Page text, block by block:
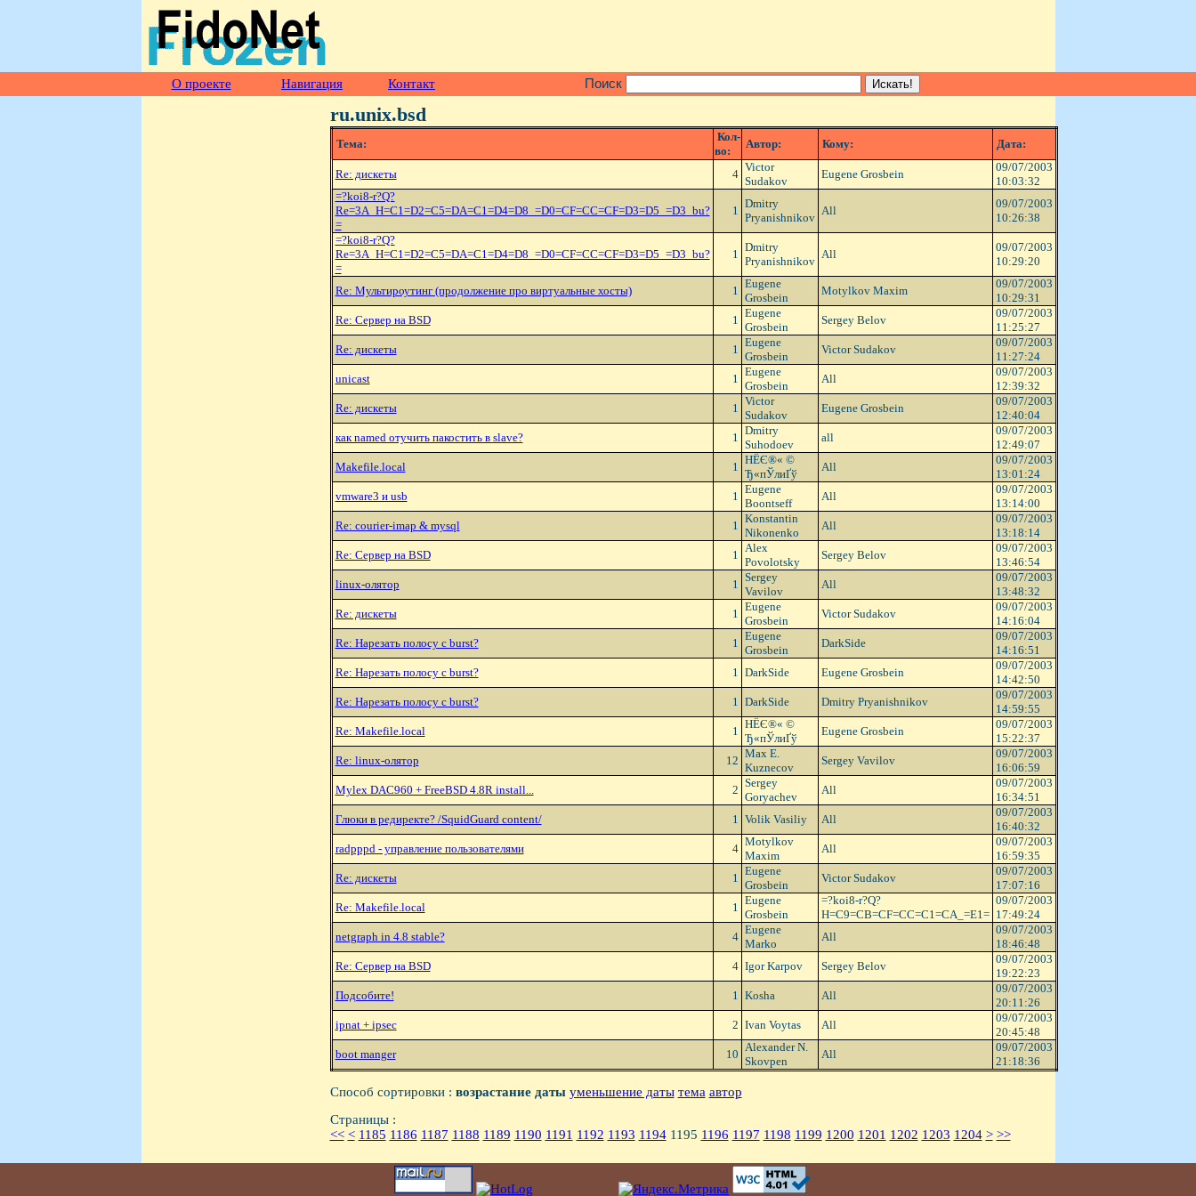
О проекте Навигация Контакт Поиск
ru.unix.bsd
Тема:
Кол-
во:
Автор: Кому: Дата:
Re: дискеты 4
Victor
Sudakov
Eugene Grosbein
09/07/2003
10:03:32
=?koi8-r?Q?
Re=3A_H=C1=D2=C5=DA=C1=D4=D8_=D0=CF=CC=CF=D3=D5_=D3_bu?
=
1
Dmitry
Pryanishnikov
All
09/07/2003
10:26:38
=?koi8-r?Q?
Re=3A_H=C1=D2=C5=DA=C1=D4=D8_=D0=CF=CC=CF=D3=D5_=D3_bu?
=
1
Dmitry
Pryanishnikov
All
09/07/2003
10:29:20
Re: Мультироутинг (продолжение про виртуальные хосты) 1
Eugene
Grosbein
Motylkov Maxim
09/07/2003
10:29:31
Re: Сервер на BSD
1
Eugene
Grosbein
Sergey Belov
09/07/2003
11:25:27
Re: дискеты
1
Eugene
Grosbein
Victor Sudakov
09/07/2003
11:27:24
unicast
1
Eugene
Grosbein
All
09/07/2003
12:39:32
Re: дискеты
1
Victor
Sudakov
Eugene Grosbein
09/07/2003
12:40:04
как named отучить пакостить в slave?
1
Dmitry
Suhodoev
all
09/07/2003
12:49:07
Makefile.local
1
HЁЄ®« ©
Ђ«пЎлиҐў
All
09/07/2003
13:01:24
vmware3 и usb
1
Eugene
Boontseff
All
09/07/2003
13:14:00
Re: courier-imap & mysql
1
Konstantin
Nikonenko
All
09/07/2003
13:18:14
Re: Сервер на BSD
1
Alex
Povolotsky
Sergey Belov
09/07/2003
13:46:54
linux-олятор
1
Sergey
Vavilov
All
09/07/2003
13:48:32
Re: дискеты
1
Eugene
Grosbein
Victor Sudakov
09/07/2003
14:16:04
Re: Hарезать полосу с burst?
1
Eugene
Grosbein
DarkSide
09/07/2003
14:16:51
Re: Hарезать полосу с burst?
1 DarkSide Eugene Grosbein
09/07/2003
14:42:50
Re: Hарезать полосу с burst?
1 DarkSide Dmitry Pryanishnikov
09/07/2003
14:59:55
Re: Makefile.local
1
HЁЄ®« ©
Ђ«пЎлиҐў
Eugene Grosbein
09/07/2003
15:22:37
Re: linux-олятор
12
Max E.
Kuznecov
Sergey Vavilov
09/07/2003
16:06:59
Mylex DAC960 + FreeBSD 4.8R install...
2
Sergey
Goryachev
All
09/07/2003
16:34:51
Глюки в редиректе? /SquidGuard content/
1 Volik Vasiliy All
09/07/2003
16:40:32
radpppd - управление пользователями
4
Motylkov
Maxim
All
09/07/2003
16:59:35
Re: дискеты
1
Eugene
Grosbein
Victor Sudakov
09/07/2003
17:07:16
Re: Makefile.local
1
Eugene
Grosbein
=?koi8-r?Q?
H=C9=CB=CF=CC=C1=CA_=E1=
09/07/2003
17:49:24
netgraph in 4.8 stable?
4
Eugene
Marko
All
09/07/2003
18:46:48
Re: Сервер на BSD
4 Igor Karpov Sergey Belov
09/07/2003
19:22:23
Подсобите!
1 Kosha All
09/07/2003
20:11:26
ipnat + ipsec
2 Ivan Voytas All
09/07/2003
20:45:48
boot manger
10
Alexander N.
Skovpen
All
09/07/2003
21:18:36
Способ сортировки : возрастание даты уменьшение даты тема автор
Страницы :
<< < 1185 1186 1187 1188 1189 1190 1191 1192 1193 11941195 1196 1197 1198 1199 1200 1201 1202 1203 1204 > >>